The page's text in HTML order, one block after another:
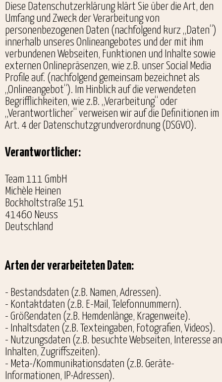
Diese Datenschutzerklärung klärt Sie über die Art, den
Umfang und Zweck der Verarbeitung von
personenbezogenen Daten (nachfolgend kurz „Daten“)
innerhalb unseres Onlineangebotes und der mit ihm
verbundenen Webseiten, Funktionen und Inhalte sowie
externen Onlinepräsenzen, wie z.B. unser Social Media
Profile auf. (nachfolgend gemeinsam bezeichnet als
„Onlineangebot“). Im Hinblick auf die verwendeten
Begrifflichkeiten, wie z.B. „Verarbeitung“ oder
„Verantwortlicher“ verweisen wir auf die Definitionen im
Art. 4 der Datenschutzgrundverordnung (DSGVO).
Verantwortlicher:
Team 111 GmbH
Michèle Heinen
Bockholtstraße 151
41460 Neuss
Deutschland
Arten der verarbeiteten Daten:
- Bestandsdaten (z.B. Namen, Adressen).
- Kontaktdaten (z.B. E-Mail, Telefonnummern).
- Größendaten (z.B. Hemdenlänge, Kragenweite).
- Inhaltsdaten (z.B. Texteingaben, Fotografien, Videos).
- Nutzungsdaten (z.B. besuchte Webseiten, Interesse an
Inhalten, Zugriffszeiten).
- Meta-/Kommunikationsdaten (z.B. Geräte-
Informationen, IP-Adressen).